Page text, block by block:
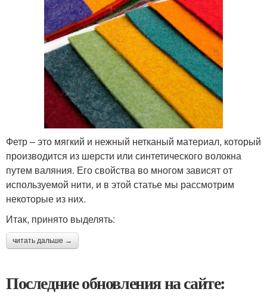
Фетр – это мягкий и нежный нетканый материал, который
производится из шерсти или синтетического волокна
путем валяния. Его свойства во многом зависят от
используемой нити, и в этой статье мы рассмотрим
некоторые из них.
Итак, принято выделять:
читать дальше →
Последние обновления на сайте: